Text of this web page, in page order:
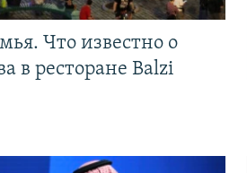
Что известно о
в ресторане Balzi